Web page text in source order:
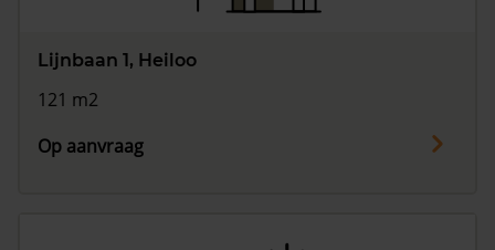
Maandag t/m vrijdag - 08:00 -18:00
Lijnbaan 1, Heiloo
121 m2
Op aanvraag